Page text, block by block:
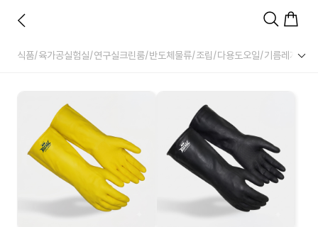
식품/육가공실험실/연구실크린룸/반도체 물류/조립/다용도오일/기름레저/아